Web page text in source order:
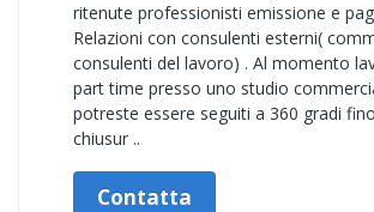
ritenute professionisti emissione e
Relazioni con consulenti esterni(
consulenti del lavoro) . Al momento
part time presso uno studio
potreste essere seguiti a 360 gradi
chiusur ..
Contatta